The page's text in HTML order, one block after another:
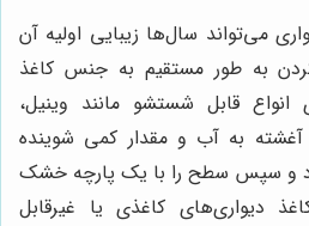
می‌تواند سال‌ها زیبایی اولیه آن
به طور مستقیم به جنس کاغذ
انواع قابل شستشو مانند وینیل،
به آب و مقدار کمی شوینده
کرد و سپس سطح را با یک پارچه خشک
دیواری‌های کاغذی یا غیرقابل